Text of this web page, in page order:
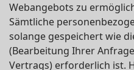
Webangebots zu
Sämtliche
solange gespeichert wie
(Bearbeitung Ihrer
Vertrags) erforderlich ist.